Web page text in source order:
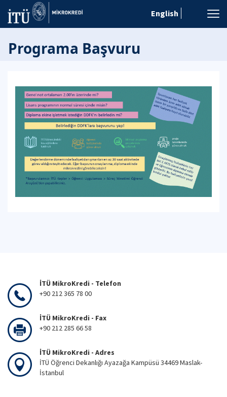
English
Programa Başvuru
İTÜ MikroKredi - Telefon
+90 212 365 78 00
İTÜ MikroKredi - Fax
+90 212 285 66 58
İTÜ MikroKredi - Adres
İTÜ Öğrenci Dekanlığı Ayazağa Kampüsü 34469 Maslak-
İstanbul